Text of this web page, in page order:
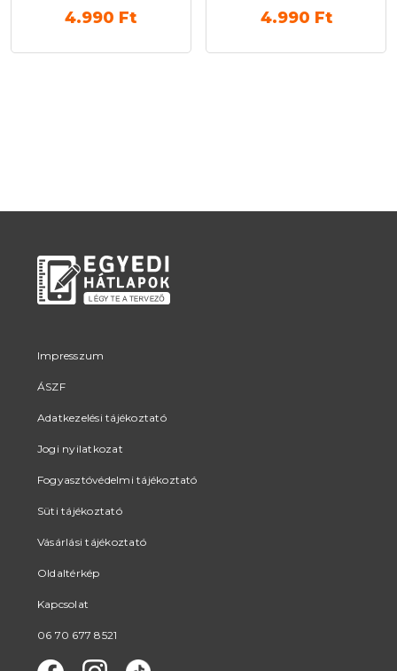
4.990 Ft 4.990 Ft
Impresszum
ÁSZF
Adatkezelési tájékoztató
Jogi nyilatkozat
Fogyasztóvédelmi tájékoztató
Süti tájékoztató
Vásárlási tájékoztató
Oldaltérkép
Kapcsolat
06 70 677 8521